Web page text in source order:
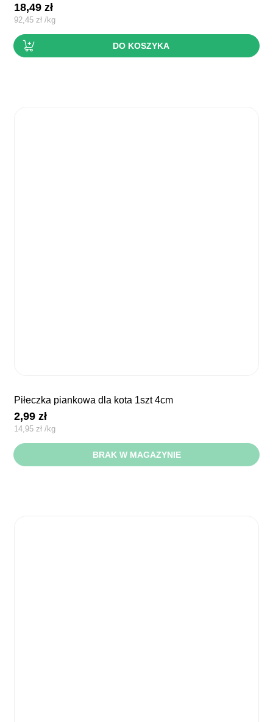
18,49zł
92,45 zł /kg
DO KOSZYKA
piłeczka piankowa dla kota 1szt 4cm
2,99zł
14,95 zł /kg
BRAK W MAGAZYNIE